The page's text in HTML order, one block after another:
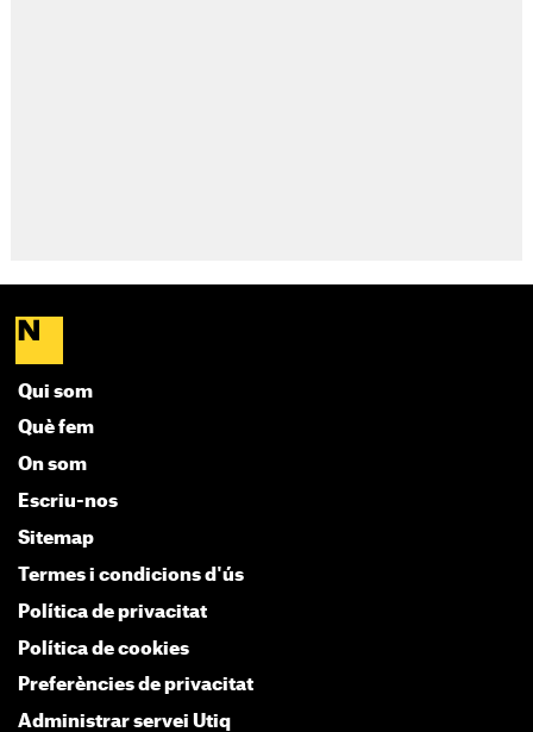
Qui som
Què fem
On som
Escriu-nos
Sitemap
Termes i condicions d'ús
Política de privacitat
Política de cookies
Preferències de privacitat
Administrar servei Utiq